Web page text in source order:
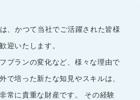
、かつて当社でご活躍された皆様
迎いたします。
プランの変化など、様々な理由で
で培った新たな知見やスキルは、
常に貴重な財産です。 その経験